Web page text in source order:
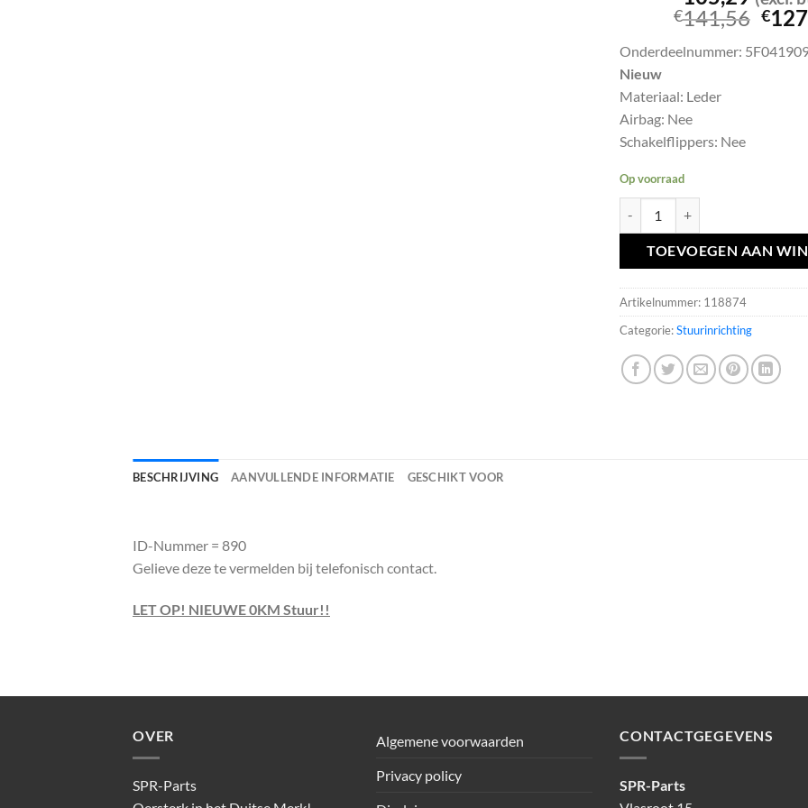
€141,56
was:
€
Onderdeelnummer:
Nieuw
Materiaal: Leder
Airbag: Nee
Schakelflippers: Nee
Op voorraad
TOEVOEGEN AAN
Artikelnummer: 118874
Categorie:Stuurinrichting
BESCHRIJVING AANVULLENDE INFORMATIE GESCHIKT VOOR
ID-Nummer = 890
Gelieve deze te vermelden bij telefonisch contact.
LET OP! NIEUWE 0KM Stuur!!
OVER
SPR-Parts
Algemene voorwaarden
Privacy policy
CONTACTGEGEVENS
SPR-Parts